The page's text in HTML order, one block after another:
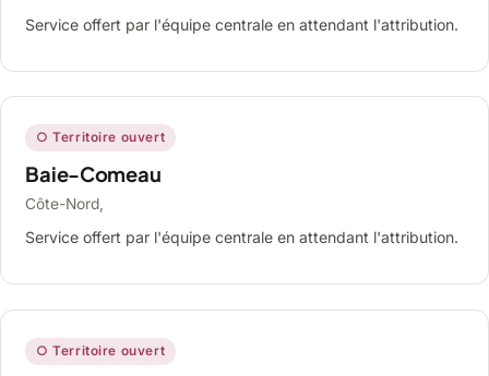
Service offert par l'équipe centrale en attendant l'attribution.
○ Territoire ouvert
Baie-Comeau
Côte-Nord,
Service offert par l'équipe centrale en attendant l'attribution.
○ Territoire ouvert